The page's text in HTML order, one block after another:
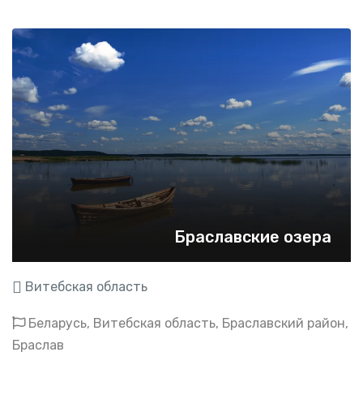
Браславские озера
Витебская область
Беларусь, Витебская область, Браславский район,
Браслав